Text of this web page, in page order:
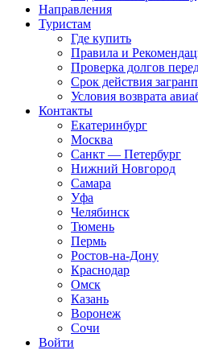
Направления
Туристам
Где купить
Правила и
Проверка долгов
Срок действия
Условия возврата
Контакты
Екатеринбург
Москва
Санкт — Петербург
Нижний Новгород
Самара
Уфа
Челябинск
Тюмень
Пермь
Ростов-на-Дону
Краснодар
Омск
Казань
Воронеж
Сочи
Войти